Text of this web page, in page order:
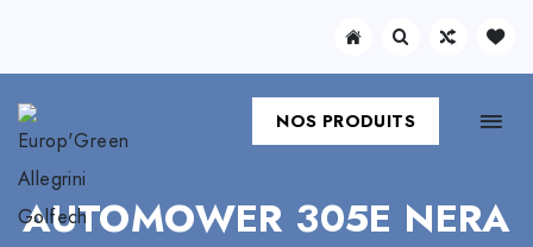
NOS PRODUITS
AUTOMOWER 305E NERA